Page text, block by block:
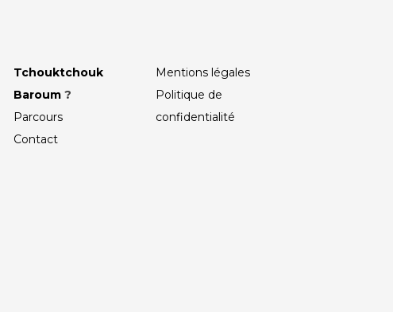
Tchouktchouk
Baroum ?
Parcours
Contact
Mentions légales
Politique de
confidentialité